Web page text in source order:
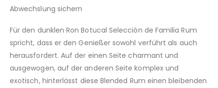
Abwechslung sichern
Für den dunklen Ron Botucal Selección de Familia Rum
spricht, dass er den Genießer sowohl verführt als auch
herausfordert. Auf der einen Seite charmant und
ausgewogen, auf der anderen Seite komplex und
exotisch, hinterlässt diese Blended Rum einen bleibenden